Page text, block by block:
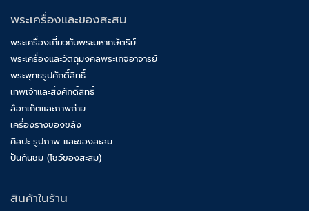
พระเครื่องและของสะสม
พระเครื่องเกี่ยวกับพระมหากษัตริย์
พระเครื่องและวัตถุมงคลพระเกจิอาจารย์
พระพุทธรูปศักดิ์สิทธิ์
เทพเจ้าและสิ่งศักดิ์สิทธิ์
ล็อกเก็ตและภาพถ่าย
เครื่องรางของขลัง
ศิลปะ รูปภาพ และของสะสม
ปันกันชม (โชว์ของสะสม)
สินค้าในร้าน